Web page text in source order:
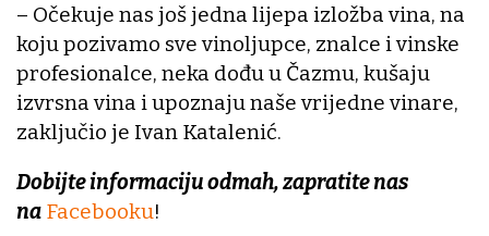
– Očekuje nas još jedna lijepa izložba vina, na
koju pozivamo sve vinoljupce, znalce i vinske
profesionalce, neka dođu u Čazmu, kušaju
izvrsna vina i upoznaju naše vrijedne vinare,
zaključio je Ivan Katalenić.
Dobijte informaciju odmah, zapratite nas
na Facebooku!